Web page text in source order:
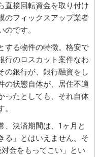
直接回転資金を取り付け
のフィックスアップ業者
です。
する物件の特徴。格安で
行のロスカット案件なわ
の銀行が、銀行融資をし
の状態自体が、居住不適
ったとしても、それ自体
、決済期間は、1ヶ月と
る」とはいえません。そ
金をもってこい」とい